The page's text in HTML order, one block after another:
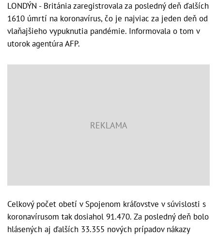
LONDÝN - Británia zaregistrovala za posledný deň ďalších
1610 úmrtí na koronavírus, čo je najviac za jeden deň od
vlaňajšieho vypuknutia pandémie. Informovala o tom v
utorok agentúra AFP.
Celkový počet obetí v Spojenom kráľovstve v súvislosti s
koronavírusom tak dosiahol 91.470. Za posledný deň bolo
hlásených aj ďalších 33.355 nových prípadov nákazy